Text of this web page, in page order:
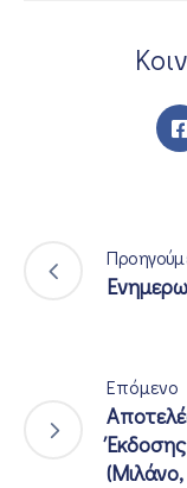
Επόμενο